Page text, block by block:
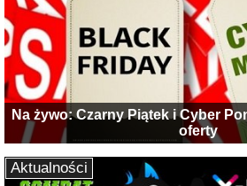
Na żywo: Czarny Piątek i Cyber
oferty
Aktualności